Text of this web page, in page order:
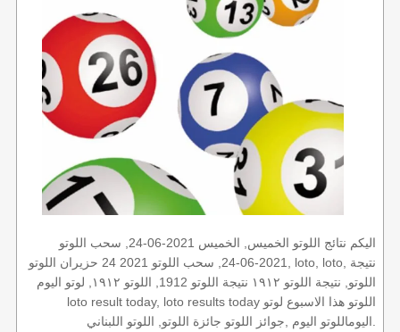
اليكم نتائج اللوتو الخميس, الخميس 2021-06-24, سحب اللوتو
2021-06-24, سحب اللوتو 2021 24 حزيران اللوتو, loto, loto, نتيجة
اللوتو, نتيجة اللوتو ١٩١٢ نتيجة اللوتو 1912, اللوتو ١٩١٢, لوتو اليوم
loto result today, loto results today اللوتو هذا الاسبوع لوتو